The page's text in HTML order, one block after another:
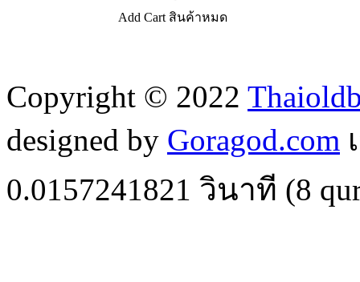
Add Cart สินค้าหมด
Copyright © 2022
designed by Goragod.com
0.0157241821 วินาที (8